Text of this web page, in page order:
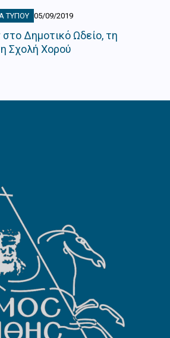
ΤΎΠΟΥ 05/09/2019
Δημοτικό Ωδείο, τη
Σχολή Χορού